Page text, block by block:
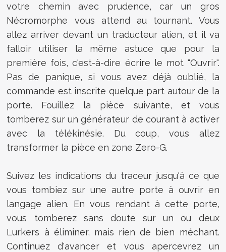
votre chemin avec prudence, car un gros
Nécromorphe vous attend au tournant. Vous
allez arriver devant un traducteur alien, et il va
falloir utiliser la même astuce que pour la
première fois, c'est-à-dire écrire le mot "Ouvrir".
Pas de panique, si vous avez déjà oublié, la
commande est inscrite quelque part autour de la
porte. Fouillez la pièce suivante, et vous
tomberez sur un générateur de courant à activer
avec la télékinésie. Du coup, vous allez
transformer la pièce en zone Zero-G.
Suivez les indications du traceur jusqu'à ce que
vous tombiez sur une autre porte à ouvrir en
langage alien. En vous rendant à cette porte,
vous tomberez sans doute sur un ou deux
Lurkers à éliminer, mais rien de bien méchant.
Continuez d'avancer et vous apercevrez un